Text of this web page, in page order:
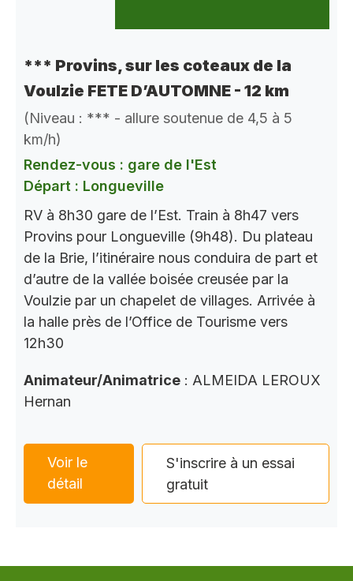
*** Provins, sur les coteaux de la
Voulzie FETE D’AUTOMNE - 12 km
(Niveau : *** - allure soutenue de 4,5 à 5
km/h)
Rendez-vous : gare de l'Est
Départ : Longueville
RV à 8h30 gare de l’Est. Train à 8h47 vers
Provins pour Longueville (9h48). Du plateau
de la Brie, l’itinéraire nous conduira de part et
d’autre de la vallée boisée creusée par la
Voulzie par un chapelet de villages. Arrivée à
la halle près de l’Office de Tourisme vers
12h30
Animateur/Animatrice : ALMEIDA LEROUX
Hernan
Voir le
détail
S'inscrire à un essai
gratuit